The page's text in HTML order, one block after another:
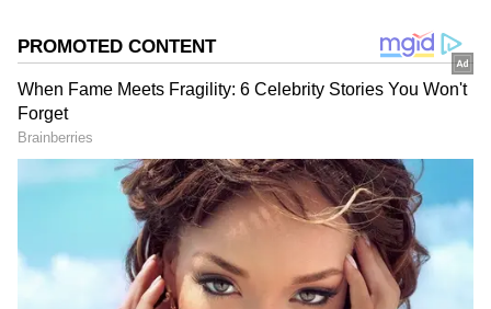
என்பதை தீர்மானிக்கின்றன. மேஷம் முதல்
மீனம் வரையிலான 12 ராசிக்காரர்களுக்கும்,
அதிர்ஷ்டக் காற்று வீசி 'கோடீஸ்வர
யோகம்' எந்த வயதில் தேடி வரும்
என்பதைப் பார்ப்போம்.
இதையும் படியுங்கள்:
Numerology: உங்கள்
பிறந்த தேதியைச் சொல்லுங்க.! நீங்கள்
மகாபாரதத்தின் எந்தக் கதாபாத்திரம்